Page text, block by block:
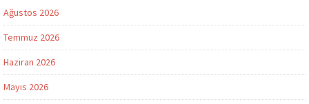
Ağustos 2026
Temmuz 2026
Haziran 2026
Mayıs 2026